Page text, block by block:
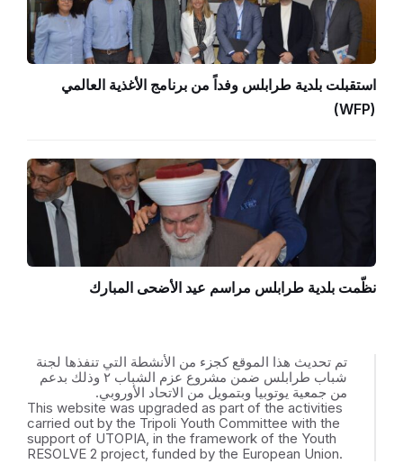
استقبلت بلدية طرابلس وفداً من برنامج الأغذية العالمي
(WFP)
نظّمت بلدية طرابلس مراسم عيد الأضحى المبارك
تم تحديث هذا الموقع كجزء من الأنشطة التي تنفذها لجنة
شباب طرابلس ضمن مشروع عزم الشباب ٢ وذلك بدعم
من جمعية يوتوبيا وبتمويل من الاتحاد الأوروبي.
This website was upgraded as part of the activities
carried out by the Tripoli Youth Committee with the
support of UTOPIA, in the framework of the Youth
RESOLVE 2 project, funded by the European Union.